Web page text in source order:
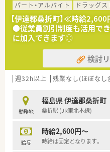
パート・アルバイト
ドラッグ
【伊達郡桑折町】≪時給
●従業員割引制度も活用で
に加入できます◎
検討
週32h以上 残業なし(ほぼなし
勤務地
福島県 伊達郡桑折町
桑折駅 (JR東北本線)
給与
時給2,600円～
時給は固定となります。